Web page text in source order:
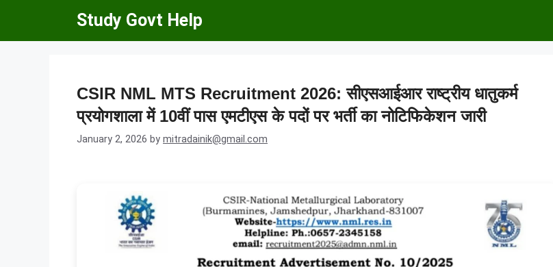
Study Govt Help
CSIR NML MTS Recruitment 2026: सीएसआईआर राष्ट्रीय धातुकर्म
प्रयोगशाला में 10वीं पास एमटीएस के पदों पर भर्ती का नोटिफिकेशन जारी
January 2, 2026 by mitradainik@gmail.com